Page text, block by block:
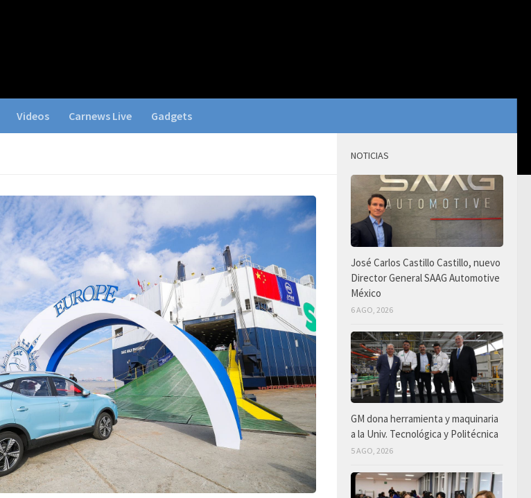
Videos Carnews Live Gadgets
NOTICIAS
José Carlos Castillo Castillo, nuevo
Director General SAAG Automotive
México
6 AGO, 2026
GM dona herramienta y maquinaria
a la Univ. Tecnológica y Politécnica
5 AGO, 2026